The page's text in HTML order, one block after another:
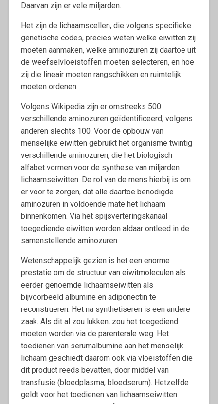
Daarvan zijn er vele miljarden.
Het zijn de lichaamscellen, die volgens specifieke
genetische codes, precies weten welke eiwitten zij
moeten aanmaken, welke aminozuren zij daartoe uit
de weefselvloeistoffen moeten selecteren, en hoe
zij die lineair moeten rangschikken en ruimtelijk
moeten ordenen.
Volgens Wikipedia zijn er omstreeks 500
verschillende aminozuren geïdentificeerd, volgens
anderen slechts 100. Voor de opbouw van
menselijke eiwitten gebruikt het organisme twintig
verschillende aminozuren, die het biologisch
alfabet vormen voor de synthese van miljarden
lichaamseiwitten. De rol van de mens hierbij is om
er voor te zorgen, dat alle daartoe benodigde
aminozuren in voldoende mate het lichaam
binnenkomen. Via het spijsverteringskanaal
toegediende eiwitten worden aldaar ontleed in de
samenstellende aminozuren.
Wetenschappelijk gezien is het een enorme
prestatie om de structuur van eiwitmoleculen als
eerder genoemde lichaamseiwitten als
bijvoorbeeld albumine en adiponectin te
reconstrueren. Het na synthetiseren is een andere
zaak. Als dit al zou lukken, zou het toegediend
moeten worden via de parenterale weg. Het
toedienen van serumalbumine aan het menselijk
lichaam geschiedt daarom ook via vloeistoffen die
dit product reeds bevatten, door middel van
transfusie (bloedplasma, bloedserum). Hetzelfde
geldt voor het toedienen van lichaamseiwitten